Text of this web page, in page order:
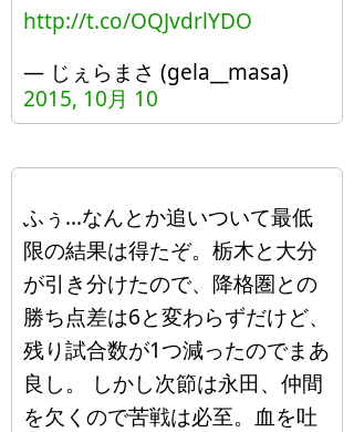
http://t.co/OQJvdrlYDO
— じぇらまさ (gela__masa)
2015, 10月 10
ふぅ…なんとか追いついて最低
限の結果は得たぞ。栃木と大分
が引き分けたので、降格圏との
勝ち点差は6と変わらずだけど、
残り試合数が1つ減ったのでまあ
良し。 しかし次節は永田、仲間
を欠くので苦戦は必至。血を吐